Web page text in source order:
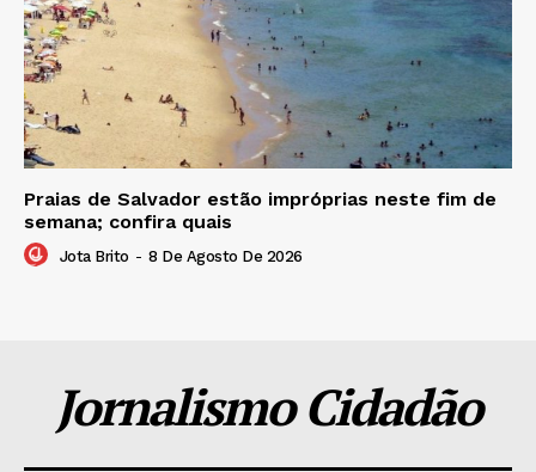
Praias de Salvador estão impróprias neste fim de
semana; confira quais
Jota Brito - 8 De Agosto De 2026
Jornalismo Cidadão